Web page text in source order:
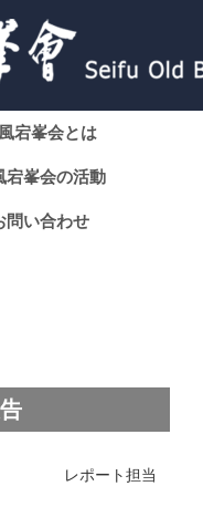
宕峯会とは
宕峯会の活動
問い合わせ
レポート担当